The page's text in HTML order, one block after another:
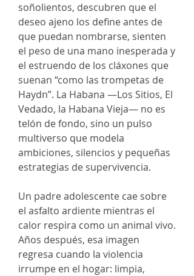
soñolientos, descubren que el
deseo ajeno los define antes de
que puedan nombrarse, sienten
el peso de una mano inesperada y
el estruendo de los cláxones que
suenan “como las trompetas de
Haydn”. La Habana —Los Sitios, El
Vedado, la Habana Vieja— no es
telón de fondo, sino un pulso
multiverso que modela
ambiciones, silencios y pequeñas
estrategias de supervivencia.
Un padre adolescente cae sobre
el asfalto ardiente mientras el
calor respira como un animal vivo.
Años después, esa imagen
regresa cuando la violencia
irrumpe en el hogar: limpia,